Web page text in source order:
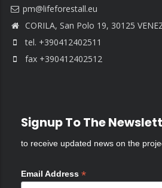
CORILA, San Polo 19, 30125
tel. +390412402511
fax +390412402512
Signup To The
to receive updated news on the
Email Address *